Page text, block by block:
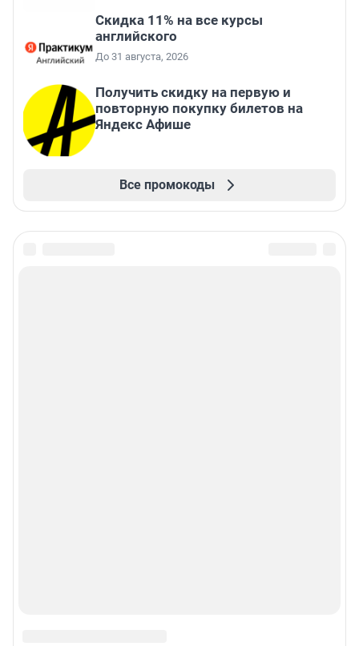
Скидка 11% на все курсы
английского
До 31 августа, 2026
Получить скидку на первую и
повторную покупку билетов на
Яндекс Афише
Все промокоды